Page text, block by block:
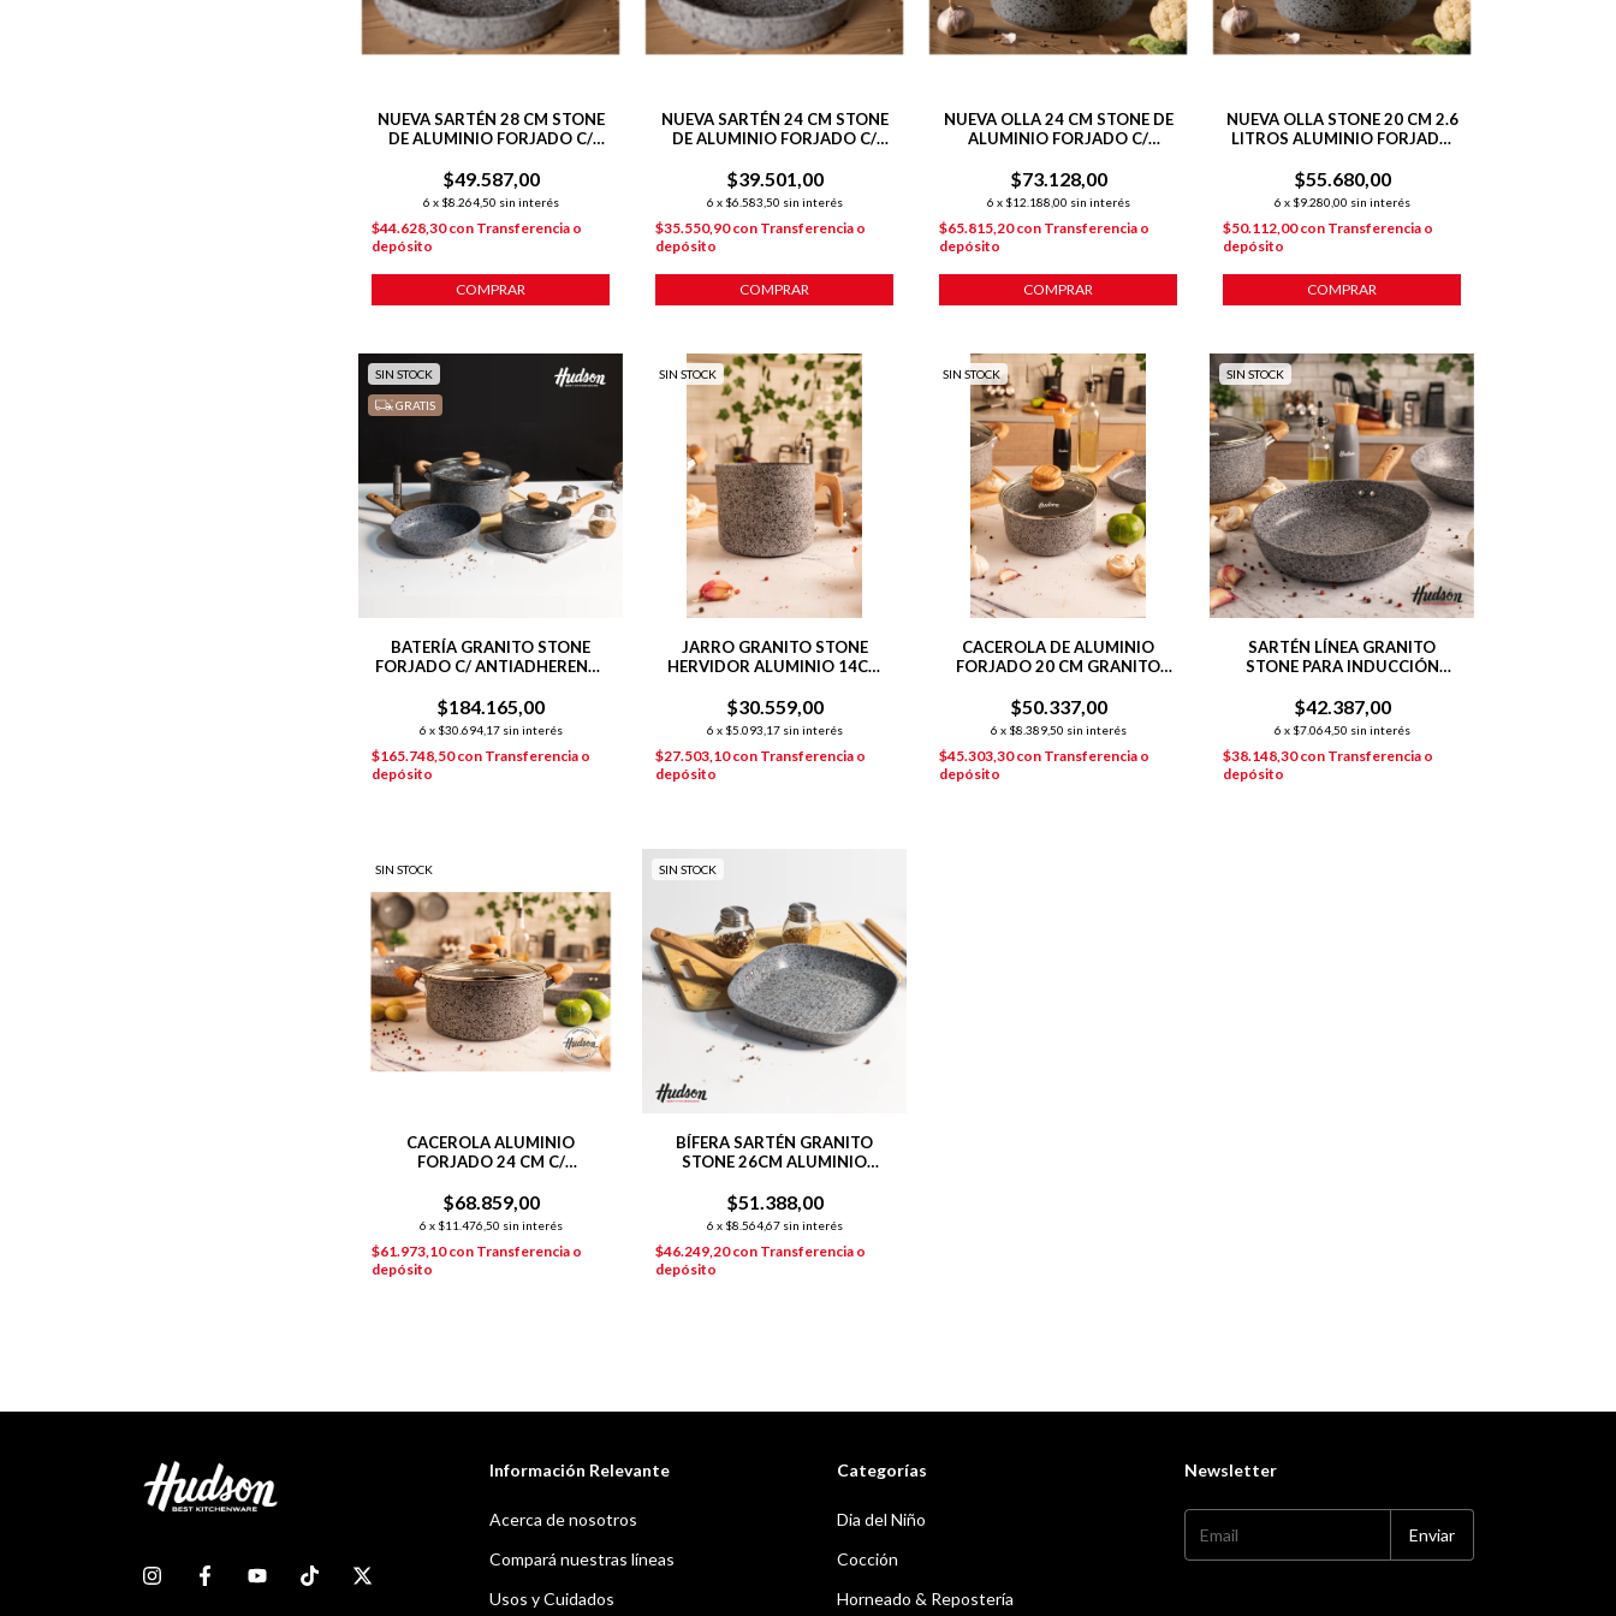
NUEVA SARTÉN 28 CM STONE
DE ALUMINIO FORJADO C/
INDUCCIÓN
$49.587,00
6 x $8.264,50 sin interés
$44.628,30con Transferencia o
depósito
COMPRAR
NUEVA SARTÉN 24 CM STONE
DE ALUMINIO FORJADO C/
INDUCCIÓN
$39.501,00
6 x $6.583,50 sin interés
$35.550,90con Transferencia o
depósito
COMPRAR
NUEVA OLLA 24 CM STONE DE
ALUMINIO FORJADO C/
INDUCCIÓN
$73.128,00
6 x $12.188,00 sin interés
$65.815,20con Transferencia o
depósito
COMPRAR
NUEVA OLLA STONE 20 CM 2.6
LITROS ALUMINIO FORJADO
LITROS
$55.680,00
6 x $9.280,00 sin interés
$50.112,00con Transferencia o
depósito
COMPRAR
SIN STOCK
GRATIS
BATERÍA GRANITO STONE
FORJADO C/ ANTIADHERENTE
$184.165,00
6 x $30.694,17 sin interés
$165.748,50con Transferencia o
depósito
SIN STOCK
JARRO GRANITO STONE
HERVIDOR ALUMINIO 14CM
$30.559,00
6 x $5.093,17 sin interés
$27.503,10con Transferencia o
depósito
SIN STOCK
CACEROLA DE ALUMINIO
FORJADO 20 CM GRANITO
$50.337,00
6 x $8.389,50 sin interés
$45.303,30con Transferencia o
depósito
SIN STOCK
SARTÉN LÍNEA GRANITO
STONE PARA INDUCCIÓN
$42.387,00
6 x $7.064,50 sin interés
$38.148,30con Transferencia o
depósito
SIN STOCK
CACEROLA ALUMINIO
FORJADO 24 CM C/
STONE
$68.859,00
6 x $11.476,50 sin interés
$61.973,10con Transferencia o
depósito
SIN STOCK
BÍFERA SARTÉN GRANITO
STONE 26CM ALUMINIO
$51.388,00
6 x $8.564,67 sin interés
$46.249,20con Transferencia o
depósito
Información Relevante
Acerca de nosotros
Compará nuestras líneas
Usos y Cuidados
Categorías
Dia del Niño
Cocción
Horneado & Repostería
Newsletter